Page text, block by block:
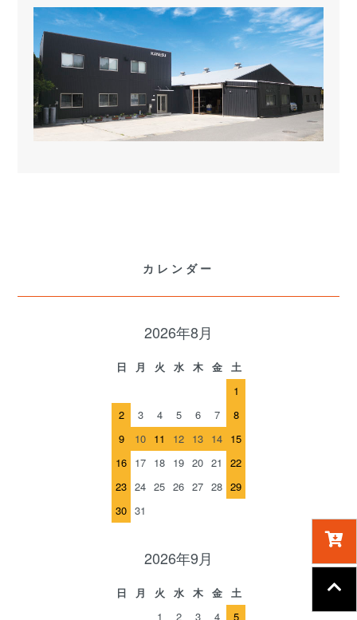
カレンダー
2026年8月
日 月 火 水 木 金
土
1
2
3 4 5 6 7
8
9
10 11 12 13 14 15
16 17 18 19 20 21
22
23 24 25 26 27 28 29
30 31
2026年9月
日 月 火 水 木 金
土
1
2 3 4 5